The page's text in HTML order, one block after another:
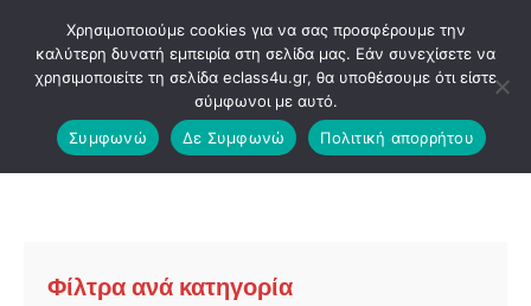
Μετάβαση
περιεχόμενο
Φίλτρα ανά κατηγορία
Χρησιμοποιούμε cookies για να σας προσφέρουμε την
καλύτερη δυνατή εμπειρία στη σελίδα μας. Εάν συνεχίσετε να
χρησιμοποιείτε τη σελίδα eclass4u.gr, θα υποθέσουμε ότι είστε
σύμφωνοι με αυτό.
Συμφωνώ
Δε Συμφωνώ Πολιτική απορρήτου